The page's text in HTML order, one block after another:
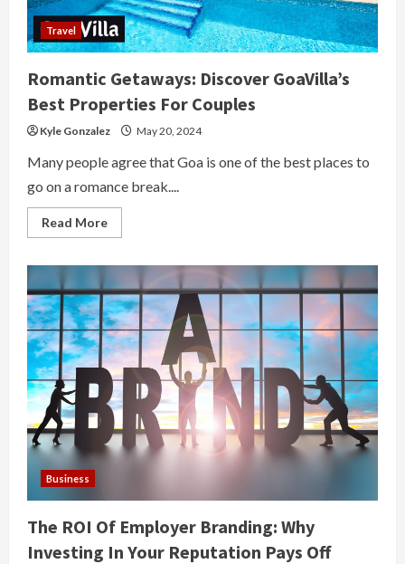
Travel
Romantic Getaways: Discover GoaVilla’s
Best Properties For Couples
Kyle Gonzalez May 20, 2024
Many people agree that Goa is one of the best places to
go on a romance break....
Read MoreRead
more
Discover
GoaVilla’s
Best
Properties
For
Couples
Business
The ROI Of Employer Branding: Why
Investing In Your Reputation Pays Off